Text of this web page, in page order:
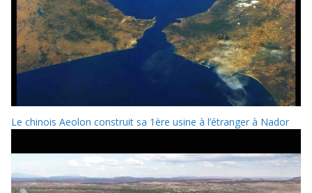
Le chinois Aeolon construit sa 1ère usine à l’étranger à Nador